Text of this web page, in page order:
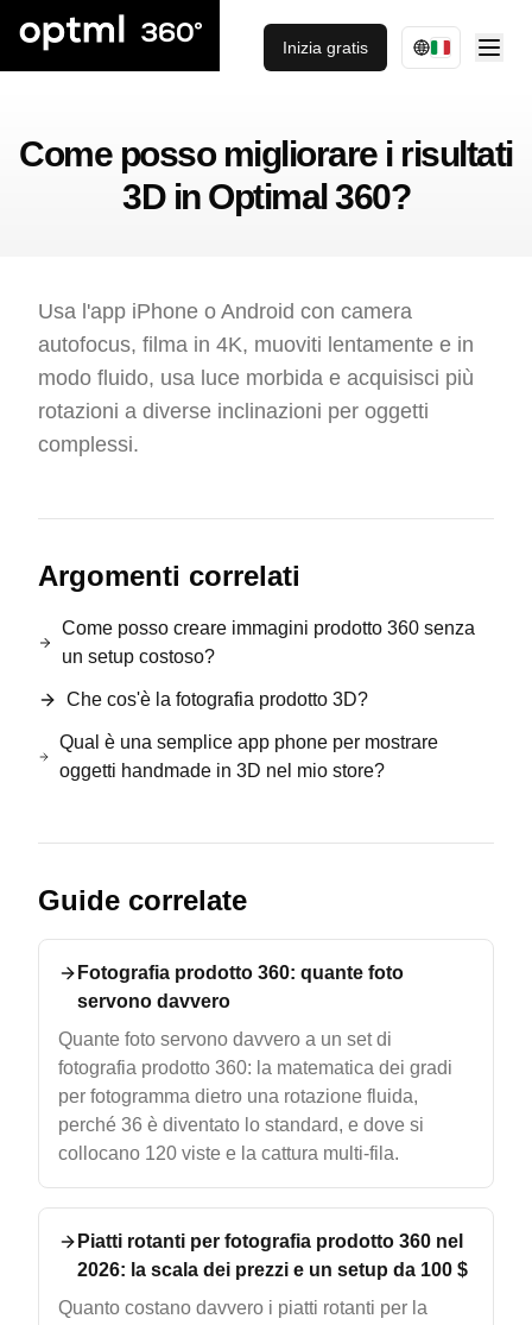
Inizia gratis
Come posso migliorare i risultati
3D in Optimal 360?
Usa l'app iPhone o Android con camera
autofocus, filma in 4K, muoviti lentamente e in
modo fluido, usa luce morbida e acquisisci più
rotazioni a diverse inclinazioni per oggetti
complessi.
Argomenti correlati
Come posso creare immagini prodotto 360 senza
un setup costoso?
Che cos'è la fotografia prodotto 3D?
Qual è una semplice app phone per mostrare
oggetti handmade in 3D nel mio store?
Guide correlate
Fotografia prodotto 360: quante foto
servono davvero
Quante foto servono davvero a un set di
fotografia prodotto 360: la matematica dei gradi
per fotogramma dietro una rotazione fluida,
perché 36 è diventato lo standard, e dove si
collocano 120 viste e la cattura multi-fila.
Piatti rotanti per fotografia prodotto 360 nel
2026: la scala dei prezzi e un setup da 100 $
Quanto costano davvero i piatti rotanti per la